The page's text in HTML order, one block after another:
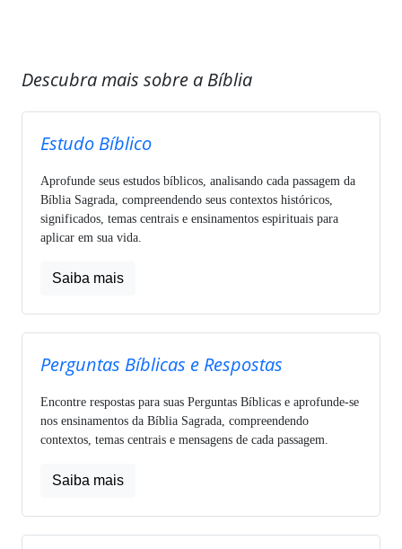
Descubra mais sobre a Bíblia
Estudo Bíblico
Aprofunde seus estudos bíblicos, analisando cada passagem da
Bíblia Sagrada, compreendendo seus contextos históricos,
significados, temas centrais e ensinamentos espirituais para
aplicar em sua vida.
Saiba mais
Perguntas Bíblicas e Respostas
Encontre respostas para suas Perguntas Bíblicas e aprofunde-se
nos ensinamentos da Bíblia Sagrada, compreendendo
contextos, temas centrais e mensagens de cada passagem.
Saiba mais